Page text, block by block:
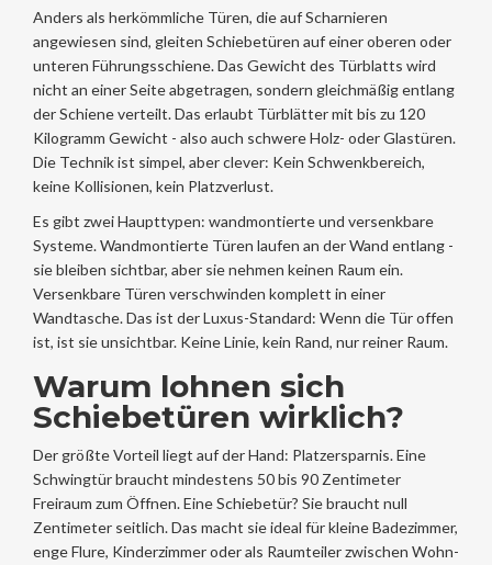
Anders als herkömmliche Türen, die auf Scharnieren
angewiesen sind, gleiten Schiebetüren auf einer oberen oder
unteren Führungsschiene. Das Gewicht des Türblatts wird
nicht an einer Seite abgetragen, sondern gleichmäßig entlang
der Schiene verteilt. Das erlaubt Türblätter mit bis zu 120
Kilogramm Gewicht - also auch schwere Holz- oder Glastüren.
Die Technik ist simpel, aber clever: Kein Schwenkbereich,
keine Kollisionen, kein Platzverlust.
Es gibt zwei Haupttypen: wandmontierte und versenkbare
Systeme. Wandmontierte Türen laufen an der Wand entlang -
sie bleiben sichtbar, aber sie nehmen keinen Raum ein.
Versenkbare Türen verschwinden komplett in einer
Wandtasche. Das ist der Luxus-Standard: Wenn die Tür offen
ist, ist sie unsichtbar. Keine Linie, kein Rand, nur reiner Raum.
Warum lohnen sich
Schiebetüren wirklich?
Der größte Vorteil liegt auf der Hand: Platzersparnis. Eine
Schwingtür braucht mindestens 50 bis 90 Zentimeter
Freiraum zum Öffnen. Eine Schiebetür? Sie braucht null
Zentimeter seitlich. Das macht sie ideal für kleine Badezimmer,
enge Flure, Kinderzimmer oder als Raumteiler zwischen Wohn-